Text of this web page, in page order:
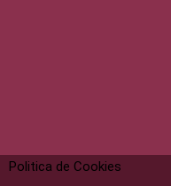
Politica de Cookies